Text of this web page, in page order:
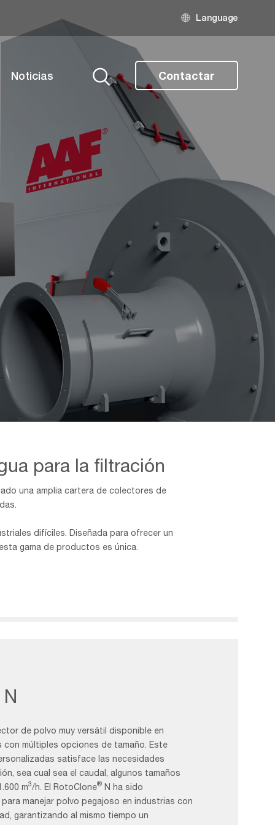
Language
Buscar Contactar
Noticias
para la filtración
una amplia cartera de colectores de
difíciles. Diseñada para ofrecer un
gama de productos es única.
N
de polvo muy versátil disponible en
múltiples opciones de tamaño. Este
satisface las necesidades
sea cual sea el caudal, algunos tamaños
m3/h. El RotoClone® N ha sido
manejar polvo pegajoso en industrias con
garantizando al mismo tiempo un